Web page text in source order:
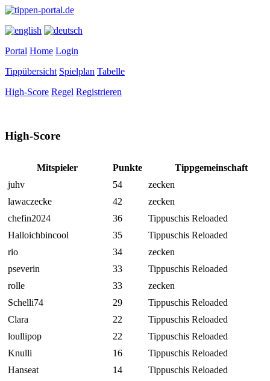
Portal Home Login
Tippübersicht Spielplan Tabelle
High-Score Regel Registrieren
High-Score
Mitspieler Punkte
Tippgemeinschaft
juhv
54
zecken
lawaczecke
42
zecken
chefin2024
36
Tippuschis Reloaded
Halloichbincool
35
Tippuschis Reloaded
rio
34
zecken
pseverin
33
Tippuschis Reloaded
rolle
33
zecken
Schelli74
29
Tippuschis Reloaded
Clara
22
Tippuschis Reloaded
loullipop
22
Tippuschis Reloaded
Knulli
16
Tippuschis Reloaded
Hanseat
14
Tippuschis Reloaded